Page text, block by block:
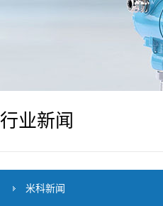
行业新闻
米科新闻